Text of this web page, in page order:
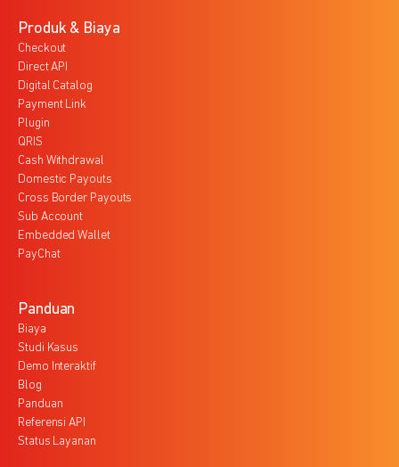
Produk & Biaya
Checkout
Direct API
Digital Catalog
Payment Link
Plugin
QRIS
Cash Withdrawal
Domestic Payouts
Cross Border Payouts
Sub Account
Embedded Wallet
PayChat
Panduan
Biaya
Studi Kasus
Demo Interaktif
Blog
Panduan
Referensi API
Status Layanan